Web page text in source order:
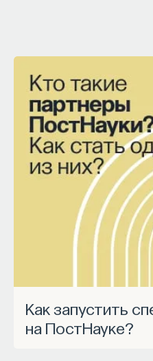
Как запустить спецпроект
на ПостНауке?